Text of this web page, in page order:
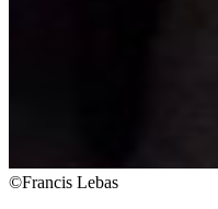
©Francis Lebas